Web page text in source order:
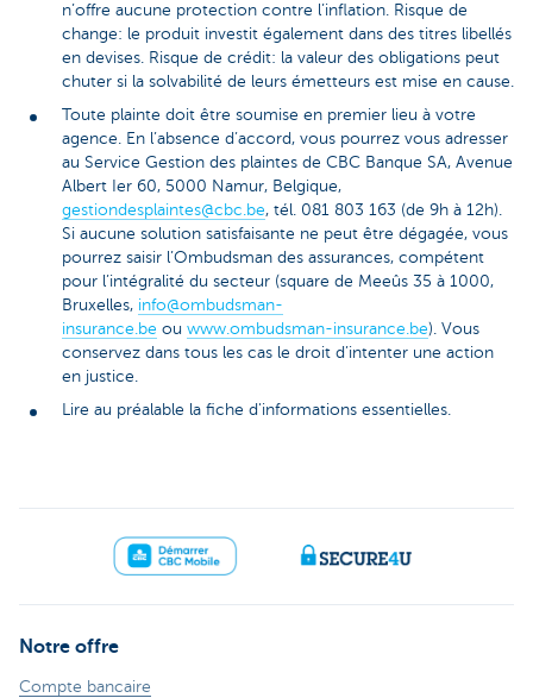
n’offre aucune protection contre l’inflation. Risque de
change: le produit investit également dans des titres libellés
en devises. Risque de crédit: la valeur des obligations peut
chuter si la solvabilité de leurs émetteurs est mise en cause.
Toute plainte doit être soumise en premier lieu à votre
agence. En l’absence d’accord, vous pourrez vous adresser
au Service Gestion des plaintes de CBC Banque SA, Avenue
Albert Ier 60, 5000 Namur, Belgique,
gestiondesplaintes@cbc.be, tél. 081 803 163 (de 9h à 12h).
Si aucune solution satisfaisante ne peut être dégagée, vous
pourrez saisir l’Ombudsman des assurances, compétent
pour l’intégralité du secteur (square de Meeûs 35 à 1000,
Bruxelles, info@ombudsman-
insurance.be ou www.ombudsman-insurance.be). Vous
conservez dans tous les cas le droit d’intenter une action
en justice.
Lire au préalable la fiche d'informations essentielles.
Notre offre
Compte bancaire